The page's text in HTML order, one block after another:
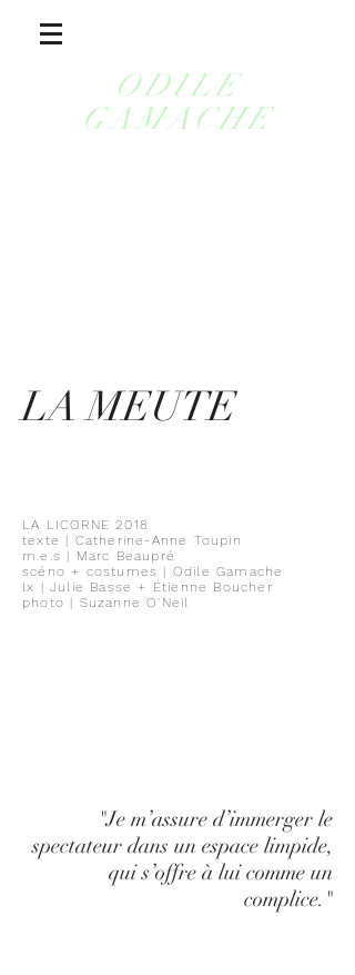
ODILE
GAMACHE
LA MEUTE
LA LICORNE 2018
texte | Catherine-Anne Toupin
m.e.s | Marc Beaupré
scéno + costumes | Odile Gamache
lx | Julie Basse + Étienne Boucher
photo | Suzanne O'Neil
"Je m’assure d’immerger le
spectateur dans un espace limpide,
qui s’offre à lui comme un
complice."